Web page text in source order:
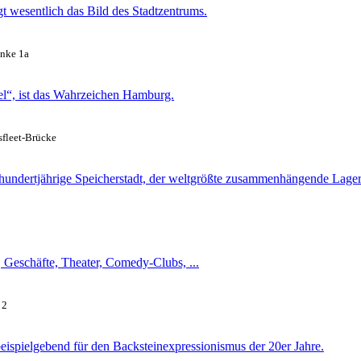
wesentlich das Bild des Stadtzentrums.
1a
ist das Wahrzeichen Hamburg.
Brücke
Speicherstadt, der weltgrößte zusammenhängende
Theater, Comedy-Clubs, ...
für den Backsteinexpressionismus der 20er Jahre.